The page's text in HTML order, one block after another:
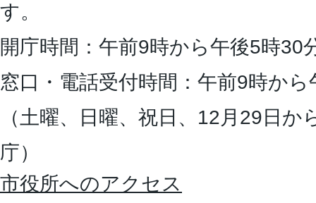
す。
開庁時間：午前9時から午後5時30
窓口・電話受付時間：午前9時か
（土曜、日曜、祝日、12月29日
庁）
市役所へのアクセス